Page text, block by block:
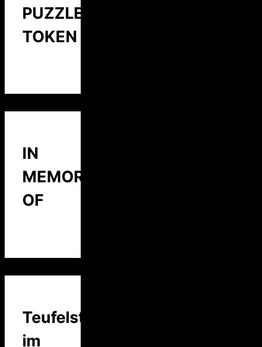
PUZZLE
TOKEN
IN
MEMORY
OF
Teufelstalk
im